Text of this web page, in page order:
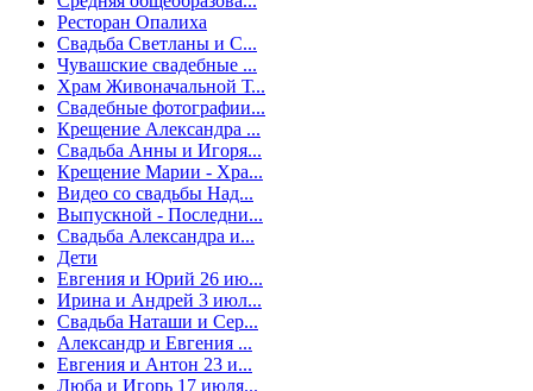
Ресторан Опалиха
Свадьба Светланы и С...
Чувашские свадебные ...
Храм Живоначальной Т...
Свадебные фотографии...
Крещение Александра ...
Свадьба Анны и Игоря...
Крещение Марии - Хра...
Видео со свадьбы Над...
Выпускной - Последни...
Свадьба Александра и...
Дети
Евгения и Юрий 26 ию...
Ирина и Андрей 3 июл...
Свадьба Наташи и Сер...
Александр и Евгения ...
Евгения и Антон 23 и...
Люба и Игорь 17 июля...